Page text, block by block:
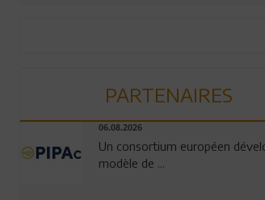
PARTENAIRES
06.08.2026
Un consortium européen
modèle de ...